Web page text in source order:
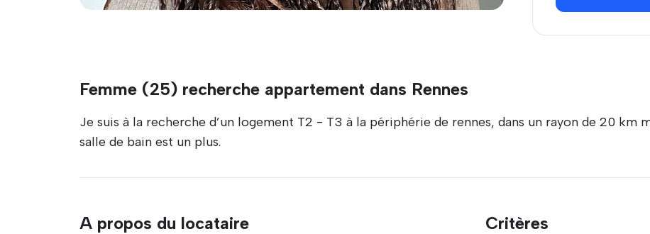
Femme (25) recherche appartement dans Rennes
Je suis à la recherche d’un logement T2 - T3 à la périphérie de rennes, dans un rayon de 20 km
salle de bain est un plus.
A propos du locataire Critères